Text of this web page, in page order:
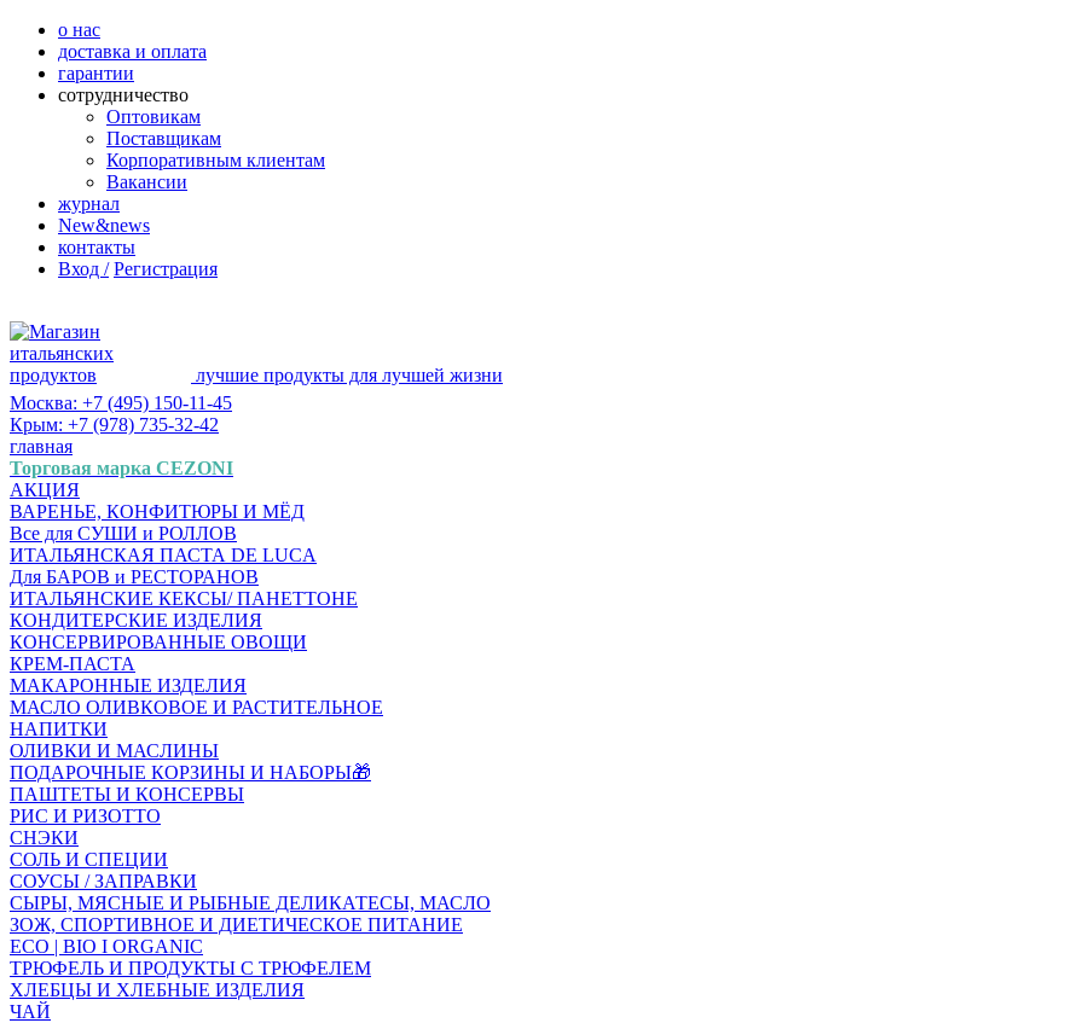
о нас
доставка и оплата
гарантии
сотрудничество
Оптовикам
Поставщикам
Корпоративным клиентам
Вакансии
журнал
New&news
контакты
Вход / Регистрация
лучшие продукты для лучшей жизни
Москва: +7 (495) 150-11-45
Крым: +7 (978) 735-32-42
главная
Торговая марка CEZONI
АКЦИЯ
ВАРЕНЬЕ, КОНФИТЮРЫ И МЁД
Все для СУШИ и РОЛЛОВ
ИТАЛЬЯНСКАЯ ПАСТА DE LUCA
Для БАРОВ и РЕСТОРАНОВ
ИТАЛЬЯНСКИЕ КЕКСЫ/ ПАНЕТТОНЕ
КОНДИТЕРСКИЕ ИЗДЕЛИЯ
КОНСЕРВИРОВАННЫЕ ОВОЩИ
КРЕМ-ПАСТА
МАКАРОННЫЕ ИЗДЕЛИЯ
МАСЛО ОЛИВКОВОЕ И РАСТИТЕЛЬНОЕ
НАПИТКИ
ОЛИВКИ И МАСЛИНЫ
ПОДАРОЧНЫЕ КОРЗИНЫ И НАБОРЫ🎁
ПАШТЕТЫ И КОНСЕРВЫ
РИС И РИЗОТТО
СНЭКИ
СОЛЬ И СПЕЦИИ
СОУСЫ / ЗАПРАВКИ
СЫРЫ, МЯСНЫЕ И РЫБНЫЕ ДЕЛИКАТЕСЫ, МАСЛО
ЗОЖ, СПОРТИВНОЕ И ДИЕТИЧЕСКОЕ ПИТАНИЕ
ECO | BIO I ORGANIC
ТРЮФЕЛЬ И ПРОДУКТЫ С ТРЮФЕЛЕМ
ХЛЕБЦЫ И ХЛЕБНЫЕ ИЗДЕЛИЯ
ЧАЙ